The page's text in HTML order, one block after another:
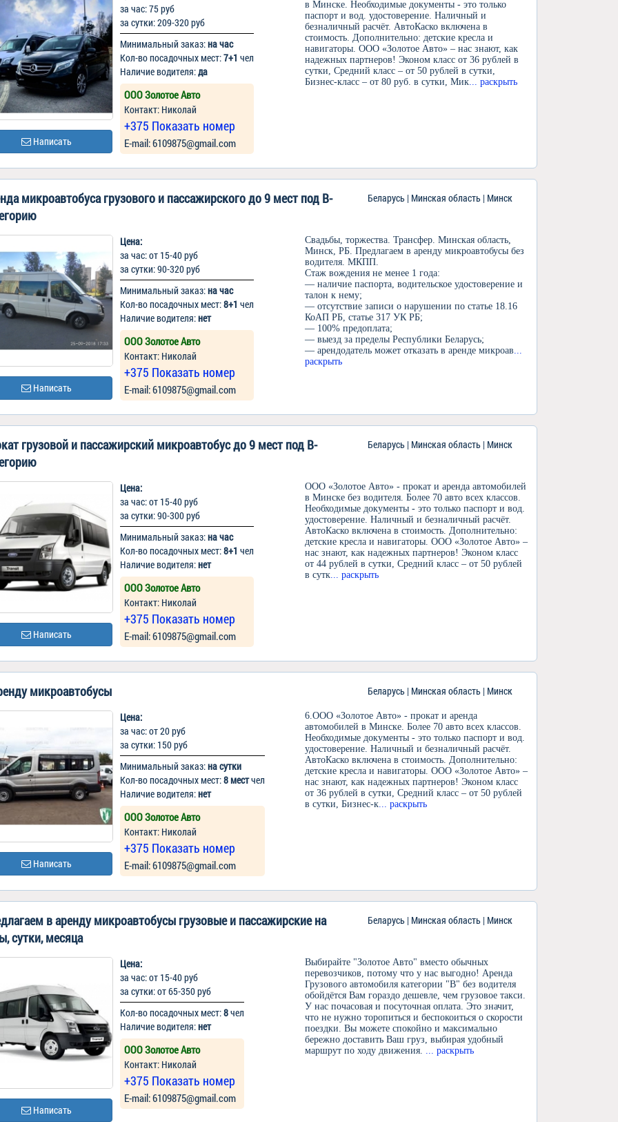
Написать
за час: 75 руб
за сутки: 209-320 руб
Минимальный заказ:на час
Кол-во посадочных мест:7+1 чел
Наличие водителя:да
ООО Золотое Авто
Контакт: Николай
+375 Показать номер
Е-mail: 6109875@gmail.com
в Минске. Необходимые документы - это только
паспорт и вод. удостоверение. Наличный и
безналичный расчёт. АвтоКаско включена в
стоимость. Дополнительно: детские кресла и
навигаторы. ООО «Золотое Авто» – нас знают, как
надежных партнеров! Эконом класс от 36 рублей в
сутки, Средний класс – от 50 рублей в сутки,
Бизнес-класс – от 80 руб. в сутки, Мик ... раскрыть
микроавтобуса грузового и пассажирского до 9 мест под В-
Беларусь | Минская область | Минск
Написать
Цена:
за час: от 15-40 руб
за сутки: 90-320 руб
Минимальный заказ:на час
Кол-во посадочных мест:8+1 чел
Наличие водителя:нет
ООО Золотое Авто
Контакт: Николай
+375 Показать номер
Е-mail: 6109875@gmail.com
Свадьбы, торжества. Трансфер. Минская область,
Минск, РБ. Предлагаем в аренду микроавтобусы без
водителя. МКПП.
Стаж вождения не менее 1 года:
— наличие паспорта, водительское удостоверение и
талон к нему;
— отсутствие записи о нарушении по статье 18.16
КоАП РБ, статье 317 УК РБ;
— 100% предоплата;
— выезд за пределы Республики Беларусь;
— арендодатель может отказать в аренде микроав
раскрыть
грузовой и пассажирский микроавтобус до 9 мест под В-
Беларусь | Минская область | Минск
Написать
Цена:
за час: от 15-40 руб
за сутки: 90-300 руб
Минимальный заказ:на час
Кол-во посадочных мест:8+1 чел
Наличие водителя:нет
ООО Золотое Авто
Контакт: Николай
+375 Показать номер
Е-mail: 6109875@gmail.com
ООО «Золотое Авто» - прокат и аренда автомобилей
в Минске без водителя. Более 70 авто всех классов.
Необходимые документы - это только паспорт и вод.
удостоверение. Наличный и безналичный расчёт.
АвтоКаско включена в стоимость. Дополнительно:
детские кресла и навигаторы. ООО «Золотое Авто» –
нас знают, как надежных партнеров! Эконом класс
от 44 рублей в сутки, Средний класс – от 50 рублей
в сутк ... раскрыть
микроавтобусы Беларусь | Минская область | Минск
Написать
Цена:
за час: от 20 руб
за сутки: 150 руб
Минимальный заказ:на сутки
Кол-во посадочных мест:8 местчел
Наличие водителя:нет
ООО Золотое Авто
Контакт: Николай
+375 Показать номер
Е-mail: 6109875@gmail.com
6.ООО «Золотое Авто» - прокат и аренда
автомобилей в Минске. Более 70 авто всех классов.
Необходимые документы - это только паспорт и вод.
удостоверение. Наличный и безналичный расчёт.
АвтоКаско включена в стоимость. Дополнительно:
детские кресла и навигаторы. ООО «Золотое Авто» –
нас знают, как надежных партнеров! Эконом класс
от 36 рублей в сутки, Средний класс – от 50 рублей
в сутки, Бизнес-к ... раскрыть
в аренду микроавтобусы грузовые и пассажирские на
сутки, месяца
Беларусь | Минская область | Минск
Написать
Цена:
за час: от 15-40 руб
за сутки: от 65-350 руб
Кол-во посадочных мест:8чел
Наличие водителя:нет
ООО Золотое Авто
Контакт: Николай
+375 Показать номер
Е-mail: 6109875@gmail.com
Выбирайте "Золотое Авто" вместо обычных
перевозчиков, потому что у нас выгодно! Аренда
Грузового автомобиля категории "В" без водителя
обойдётся Вам гораздо дешевле, чем грузовое такси.
У нас почасовая и посуточная оплата. Это значит,
что не нужно торопиться и беспокоиться о скорости
поездки. Вы можете спокойно и максимально
бережно доставить Ваш груз, выбирая удобный
маршрут по ходу движения.
... раскрыть